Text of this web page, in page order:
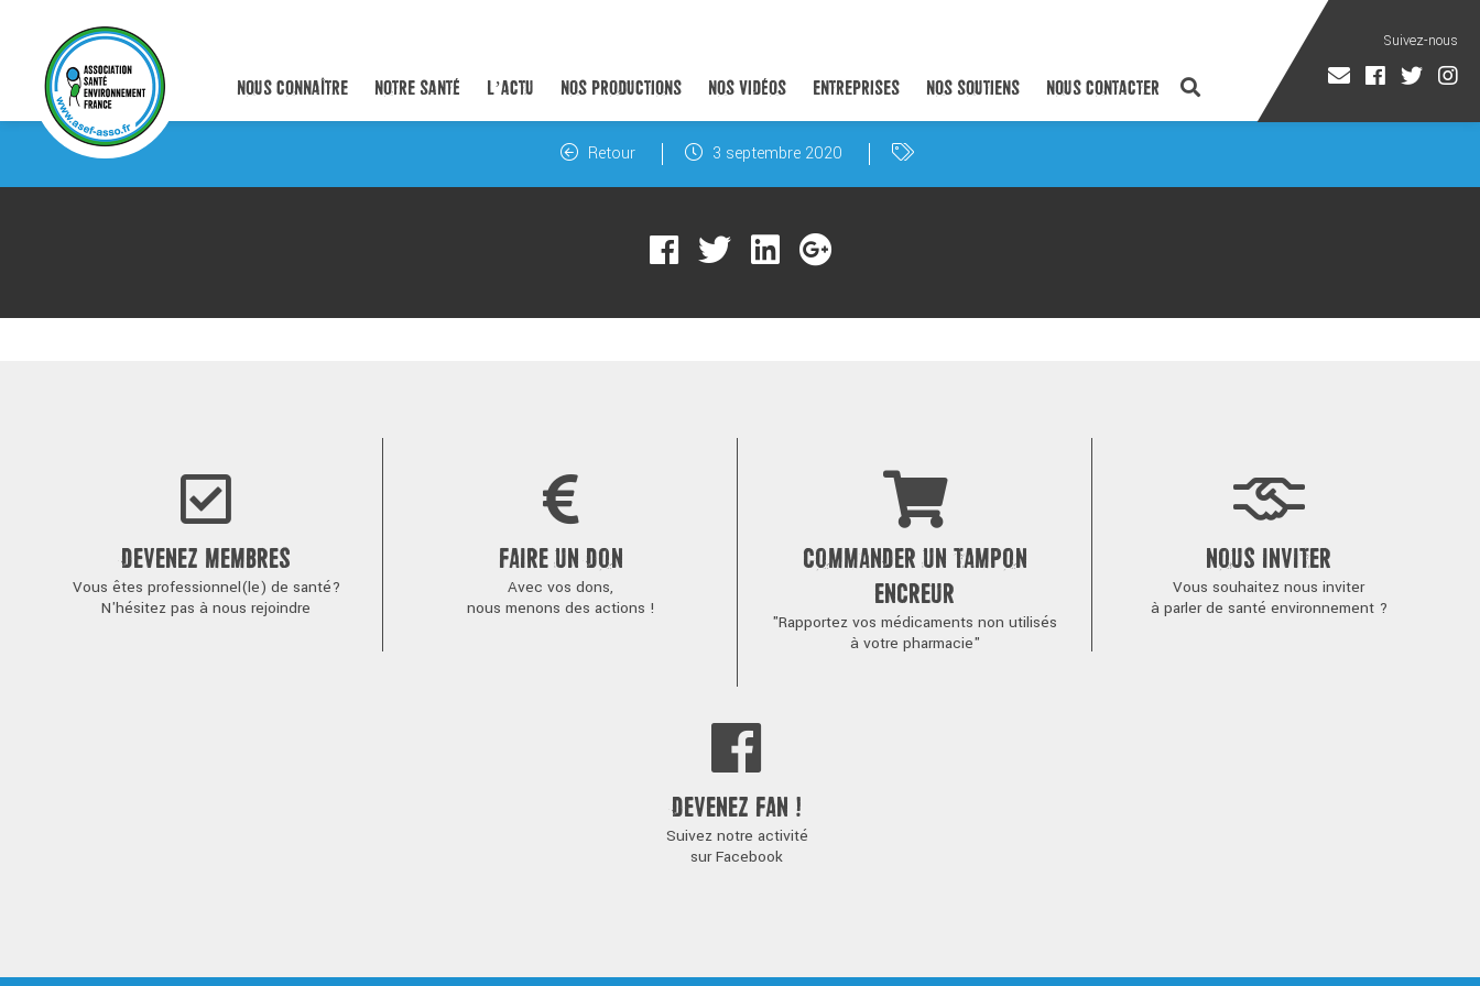
NOUS CONNAÎTRE NOTRE SANTÉ L’ACTU NOS PRODUCTIONS NOS VIDÉOS ENTREPRISES NOS SOUTIENS NOUS CONTACTER
Retour 3 septembre 2020
DEVENEZ MEMBRES
Vous êtes professionnel(le) de santé?
N'hésitez pas à nous rejoindre
FAIRE UN DON
Avec vos dons,
nous menons des actions !
COMMANDER UN TAMPON
ENCREUR
"Rapportez vos médicaments non utilisés
à votre pharmacie"
NOUS INVITER
Vous souhaitez nous inviter
à parler de santé environnement ?
DEVENEZ FAN !
Suivez notre activité
sur Facebook